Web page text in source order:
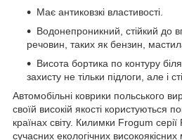
Має антиковзкі властивості.
Водонепроникний, стійкий до
речовин, таких як бензин,
Висота бортика по контуру
захисту не тільки підлоги, але і
Автомобільні коврики польського
своїй високій якості користуються
країнах світу. Килимки Frogum
сучасних екологічних високоякісних